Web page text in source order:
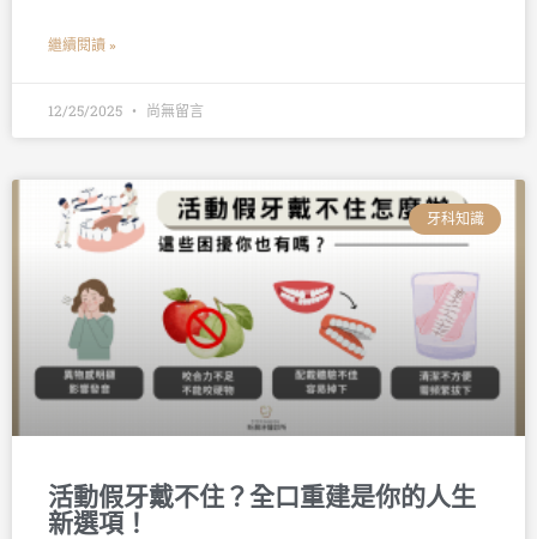
繼續閱讀 »
12/25/2025 尚無留言
牙科知識
活動假牙戴不住？全口重建是你的人生
新選項！